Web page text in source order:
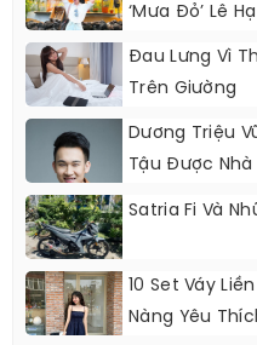
‘Mưa Đỏ’ Lê
Đau Lưng Vì
Trên Giường
Dương Triệu
Tậu Được Nhà
Satria Fi Và
10 Set Váy
Nàng Yêu